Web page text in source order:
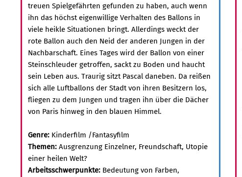
treuen Spielgefährten gefunden zu haben, auch wenn
ihn das höchst eigenwillige Verhalten des Ballons in
viele heikle Situationen bringt. Allerdings weckt der
rote Ballon auch den Neid der anderen Jungen in der
Nachbarschaft. Eines Tages wird der Ballon von einer
Steinschleuder getroffen, sackt zu Boden und haucht
sein Leben aus. Traurig sitzt Pascal daneben. Da reißen
sich alle Luftballons der Stadt von ihren Besitzern los,
fliegen zu dem Jungen und tragen ihn über die Dächer
von Paris hinweg in den blauen Himmel.
Genre: Kinderfilm /Fantasyfilm
Themen: Ausgrenzung Einzelner, Freundschaft, Utopie
einer heilen Welt?
Arbeitsschwerpunkte: Bedeutung von Farben,